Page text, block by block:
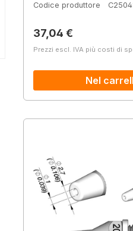
Codice produttore
Prezzo normale:
37,04 €
Prezzi escl. IVA più costi di
Nel